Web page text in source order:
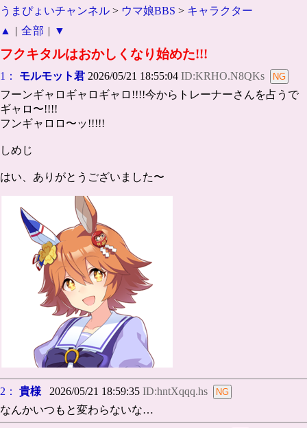
うまぴょいチャンネル > ウマ娘BBS > キャラクター
▲
| 全部 | ▼
フクキタルはおかしくなり始めた!!!
1： モルモット君 2026/05/21 18:55:04 ID:KRHO.N8QKs
フーンギャロギャロギャロ!!!!今からトレーナーさんを占うで
ギャロ〜!!!!
フンギャロロ〜ッ!!!!!
しめじ
はい、ありがとうございました〜
2： 貴様 2026/05/21 18:59:35 ID:hntXqqq.hs
なんかいつもと変わらないな…